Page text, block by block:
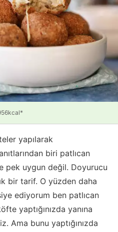
yapılarak
biri patlıcan
pek uygun değil. Doyurucu
bir tarif. O yüzden daha
ediyorum ben patlıcan
yaptığınızda yanına
Ama bunu yaptığınızda